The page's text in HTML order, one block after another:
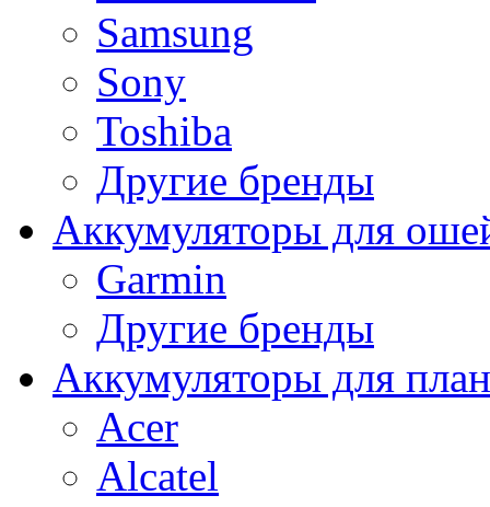
Samsung
Sony
Toshiba
Другие бренды
Аккумуляторы для
Garmin
Другие бренды
Аккумуляторы для
Acer
Alcatel